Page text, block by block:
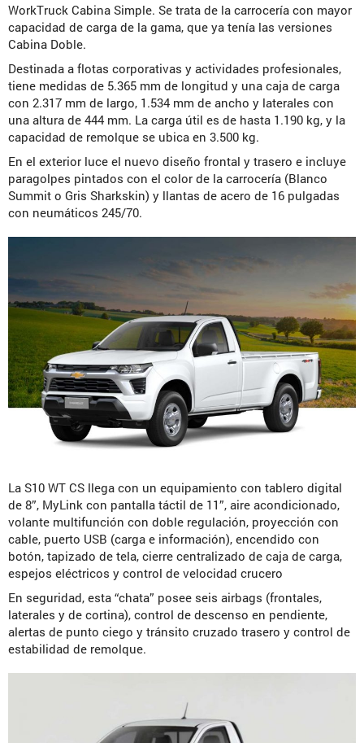
WorkTruck Cabina Simple. Se trata de la carrocería con mayor
capacidad de carga de la gama, que ya tenía las versiones
Cabina Doble.
Destinada a flotas corporativas y actividades profesionales,
tiene medidas de 5.365 mm de longitud y una caja de carga
con 2.317 mm de largo, 1.534 mm de ancho y laterales con
una altura de 444 mm. La carga útil es de hasta 1.190 kg, y la
capacidad de remolque se ubica en 3.500 kg.
En el exterior luce el nuevo diseño frontal y trasero e incluye
paragolpes pintados con el color de la carrocería (Blanco
Summit o Gris Sharkskin) y llantas de acero de 16 pulgadas
con neumáticos 245/70.
La S10 WT CS llega con un equipamiento con tablero digital
de 8”, MyLink con pantalla táctil de 11”, aire acondicionado,
volante multifunción con doble regulación, proyección con
cable, puerto USB (carga e información), encendido con
botón, tapizado de tela, cierre centralizado de caja de carga,
espejos eléctricos y control de velocidad crucero
En seguridad, esta “chata” posee seis airbags (frontales,
laterales y de cortina), control de descenso en pendiente,
alertas de punto ciego y tránsito cruzado trasero y control de
estabilidad de remolque.